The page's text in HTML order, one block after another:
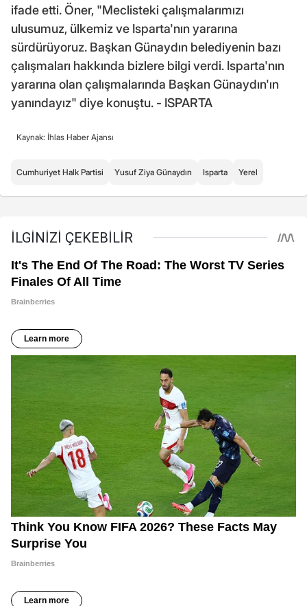
ifade etti. Öner, "Meclisteki çalışmalarımızı
ulusumuz, ülkemiz ve Isparta'nın yararına
sürdürüyoruz. Başkan Günaydın belediyenin bazı
çalışmaları hakkında bizlere bilgi verdi. Isparta'nın
yararına olan çalışmalarında Başkan Günaydın'ın
yanındayız" diye konuştu. - ISPARTA
Kaynak: İhlas Haber Ajansı
Cumhuriyet Halk Partisi Yusuf Ziya Günaydın Isparta Yerel